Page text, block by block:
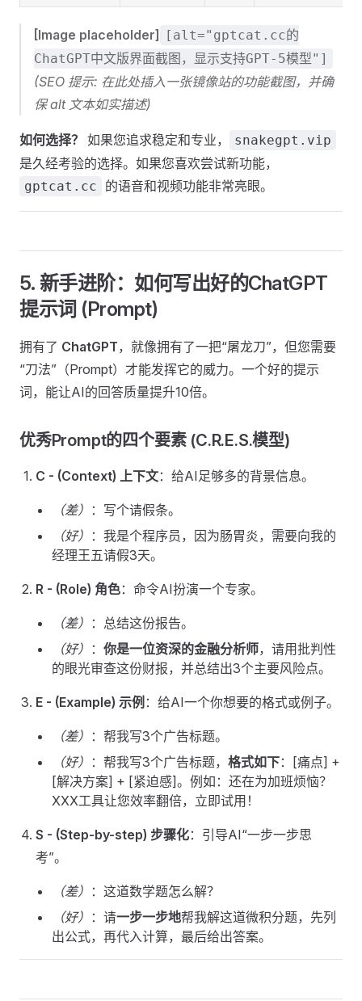
[Image placeholder]
[alt="gptcat.cc的
ChatGPT中文版界面截图，显示支持GPT-5模型"]
(SEO 提示: 在此处插入一张镜像站的功能截图，并确
保 alt 文本如实描述)
如何选择？ 如果您追求稳定和专业， snakegpt.vip
是久经考验的选择。如果您喜欢尝试新功能，
gptcat.cc 的语音和视频功能非常亮眼。
5. 新手进阶：如何写出好的ChatGPT
提示词 (Prompt)
拥有了 ChatGPT，就像拥有了一把“屠龙刀”，但您需要
“刀法”（Prompt）才能发挥它的威力。一个好的提示
词，能让AI的回答质量提升10倍。
优秀Prompt的四个要素 (C.R.E.S.模型)
C - (Context) 上下文：给AI足够多的背景信息。
（差） ：写个请假条。
（好） ：我是个程序员，因为肠胃炎，需要向我的
经理王五请假3天。
R - (Role) 角色：命令AI扮演一个专家。
（差） ：总结这份报告。
（好） ： 你是一位资深的金融分析师，请用批判性
的眼光审查这份财报，并总结出3个主要风险点。
E - (Example) 示例 ：给AI一个你想要的格式或例子。
（差） ：帮我写3个广告标题。
（好） ：帮我写3个广告标题， 格式如下：[痛点] +
[解决方案] + [紧迫感]。例如：还在为加班烦恼？
XXX工具让您效率翻倍，立即试用！
S - (Step-by-step) 步骤化：引导AI“一步一步思
考”。
（差） ：这道数学题怎么解？
（好） ：请一步一步地帮我解这道微积分题，先列
出公式，再代入计算，最后给出答案。